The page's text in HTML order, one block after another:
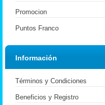
Promocion
Puntos Franco
Información
Términos y Condiciones
Beneficios y Registro